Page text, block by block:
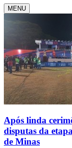
MENU
Após linda
disputas da
de Minas